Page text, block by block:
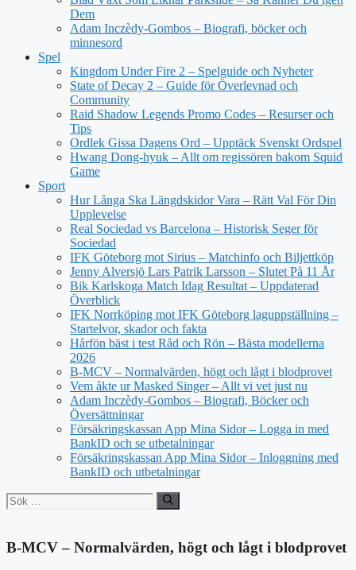
Dem
Adam Inczèdy-Gombos – Biografi, böcker och
minnesord
Spel
Kingdom Under Fire 2 – Spelguide och Nyheter
State of Decay 2 – Guide för Överlevnad och
Community
Raid Shadow Legends Promo Codes – Resurser och
Tips
Ordlek Gissa Dagens Ord – Upptäck Svenskt Ordspel
Hwang Dong-hyuk – Allt om regissören bakom Squid
Game
Sport
Hur Långa Ska Längdskidor Vara – Rätt Val För Din
Upplevelse
Real Sociedad vs Barcelona – Historisk Seger för
Sociedad
IFK Göteborg mot Sirius – Matchinfo och Biljettköp
Jenny Alversjö Lars Patrik Larsson – Slutet På 11 År
Bik Karlskoga Match Idag Resultat – Uppdaterad
Överblick
IFK Norrköping mot IFK Göteborg laguppställning –
Startelvor, skador och fakta
Hårfön bäst i test Råd och Rön – Bästa modellerna
2026
B-MCV – Normalvärden, högt och lågt i blodprovet
Vem åkte ur Masked Singer – Allt vi vet just nu
Adam Inczèdy-Gombos – Biografi, Böcker och
Översättningar
Försäkringskassan App Mina Sidor – Logga in med
BankID och se utbetalningar
Försäkringskassan App Mina Sidor – Inloggning med
BankID och utbetalningar
Sök
efter:
B-MCV – Normalvärden, högt och lågt i blodprovet